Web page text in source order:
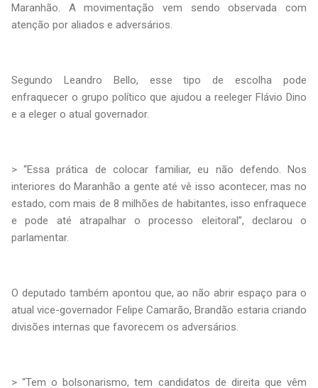
Maranhão. A movimentação vem sendo observada com
atenção por aliados e adversários.
Segundo Leandro Bello, esse tipo de escolha pode
enfraquecer o grupo político que ajudou a reeleger Flávio Dino
e a eleger o atual governador.
> “Essa prática de colocar familiar, eu não defendo. Nos
interiores do Maranhão a gente até vê isso acontecer, mas no
estado, com mais de 8 milhões de habitantes, isso enfraquece
e pode até atrapalhar o processo eleitoral”, declarou o
parlamentar.
O deputado também apontou que, ao não abrir espaço para o
atual vice-governador Felipe Camarão, Brandão estaria criando
divisões internas que favorecem os adversários.
> “Tem o bolsonarismo, tem candidatos de direita que vêm